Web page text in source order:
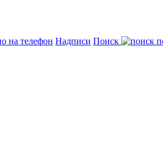
Надписи Поиск